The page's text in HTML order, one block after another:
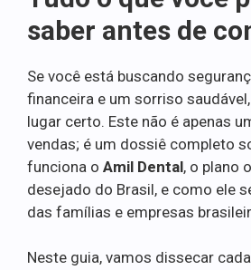
saber antes de
Se você está buscando
financeira e um sorriso
lugar certo. Este não é apenas
vendas; é um dossiê completo
funciona o Amil Dental, o plano
desejado do Brasil, e como ele
das famílias e empresas
Neste guia, vamos dissecar